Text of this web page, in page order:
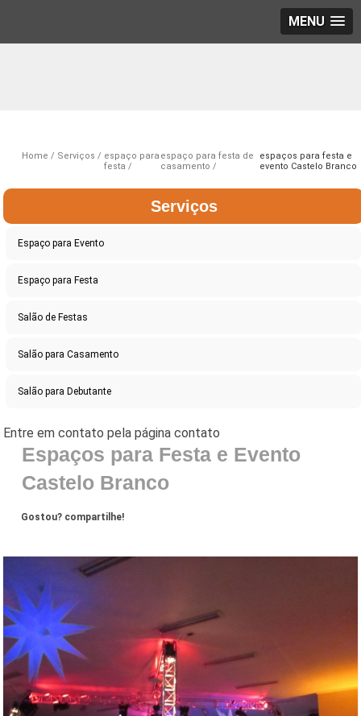
MENU
Home Serviços
espaço para
festa
espaço para festa de
casamento
espaços para festa e
evento Castelo Branco
Serviços
Espaço para Evento
Espaço para Festa
Salão de Festas
Salão para Casamento
Salão para Debutante
Espaços para Festa e Evento
Castelo Branco
Gostou? compartilhe!